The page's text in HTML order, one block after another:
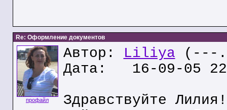
Re: Оформление документов
профайл
Автор: Liliya (---
Дата: 16-09-05
Здравствуйте